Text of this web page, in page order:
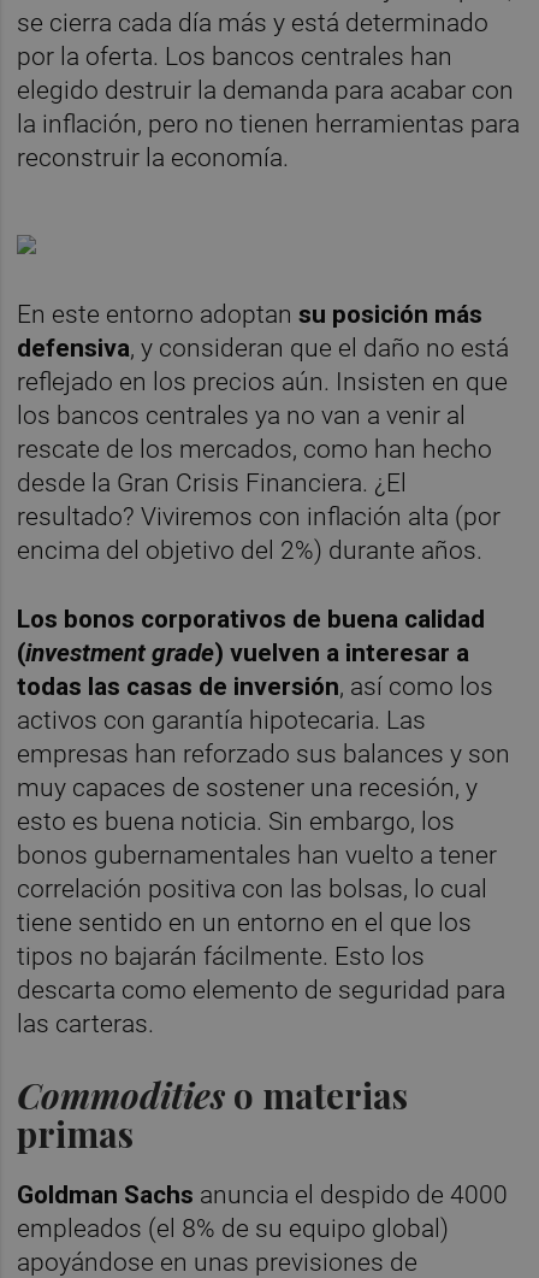
se cierra cada día más y está determinado
por la oferta. Los bancos centrales han
elegido destruir la demanda para acabar con
la inflación, pero no tienen herramientas para
reconstruir la economía.
En este entorno adoptansu posición más
defensiva, y consideran que el daño no está
reflejado en los precios aún. Insisten en que
los bancos centrales ya no van a venir al
rescate de los mercados, como han hecho
desde la Gran Crisis Financiera. ¿El
resultado? Viviremos con inflación alta (por
encima del objetivo del 2%) durante años.
Los bonos corporativos de buena calidad
(investment grade) vuelven a interesar a
todas las casas de inversión, así como los
activos con garantía hipotecaria. Las
empresas han reforzado sus balances y son
muy capaces de sostener una recesión, y
esto es buena noticia. Sin embargo, los
bonos gubernamentales han vuelto a tener
correlación positiva con las bolsas, lo cual
tiene sentido en un entorno en el que los
tipos no bajarán fácilmente. Esto los
descarta como elemento de seguridad para
las carteras.
Commodities o materias
primas
Goldman Sachs anuncia el despido de 4000
empleados (el 8% de su equipo global)
apoyándose en unas previsiones de